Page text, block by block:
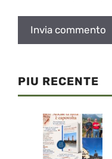
PIU RECENTE